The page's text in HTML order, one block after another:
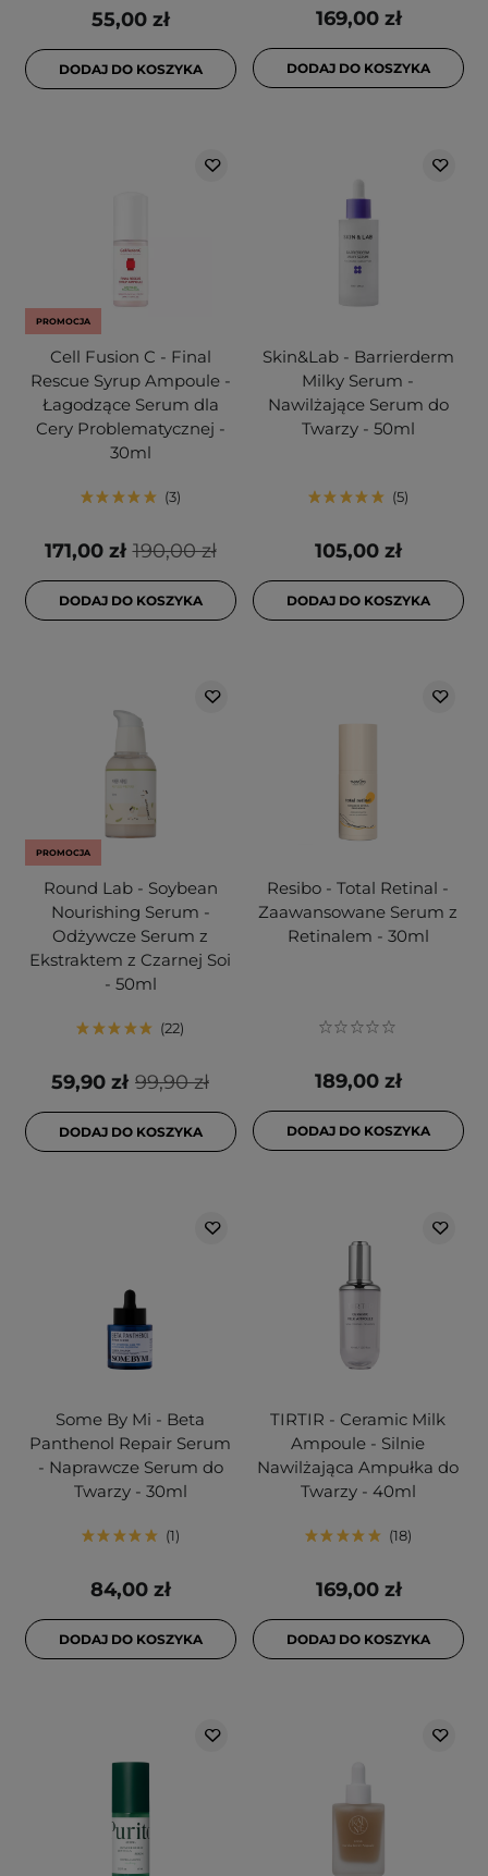
55,00 zł
DODAJ DO KOSZYKA
169,00 zł
DODAJ DO KOSZYKA
PROMOCJA
Cell Fusion C - Final
Rescue Syrup Ampoule -
Łagodzące Serum dla
Cery Problematycznej -
30ml
3
190,00 zł
171,00 zł
DODAJ DO KOSZYKA
Skin&Lab - Barrierderm
Milky Serum -
Nawilżające Serum do
Twarzy - 50ml
5
105,00 zł
DODAJ DO KOSZYKA
PROMOCJA
Round Lab - Soybean
Nourishing Serum -
Odżywcze Serum z
Ekstraktem z Czarnej Soi
- 50ml
22
99,90 zł
59,90 zł
DODAJ DO KOSZYKA
Resibo - Total Retinal -
Zaawansowane Serum z
Retinalem - 30ml
189,00 zł
DODAJ DO KOSZYKA
Some By Mi - Beta
Panthenol Repair Serum
- Naprawcze Serum do
Twarzy - 30ml
1
84,00 zł
DODAJ DO KOSZYKA
TIRTIR - Ceramic Milk
Ampoule - Silnie
Nawilżająca Ampułka do
Twarzy - 40ml
18
169,00 zł
DODAJ DO KOSZYKA